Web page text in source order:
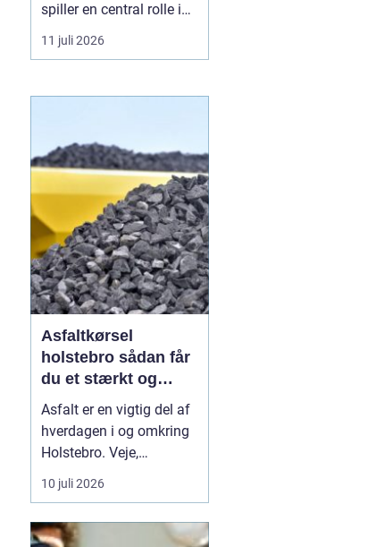
spiller en central rolle i
både nybyggeri,
renovering og
boliger og
Aarhus er der stor
aktivitet inden for
byggeri, og derfor er der
løbende ...
11 juli 2026
Asfaltkørsel
holstebro sådan får
du et stærkt og
holdbart underlag
Asfalt er en vigtig del af
hverdagen i og omkring
Holstebro. Veje,
indkørsler,
parkeringspladser og
kun optimalt, hvis
10 juli 2026